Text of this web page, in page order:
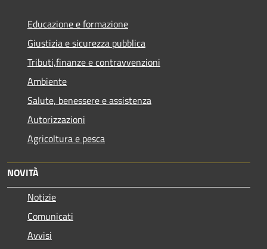
Educazione e formazione
Giustizia e sicurezza pubblica
Tributi,finanze e contravvenzioni
Ambiente
Salute, benessere e assistenza
Autorizzazioni
Agricoltura e pesca
NOVITÀ
Notizie
Comunicati
Avvisi